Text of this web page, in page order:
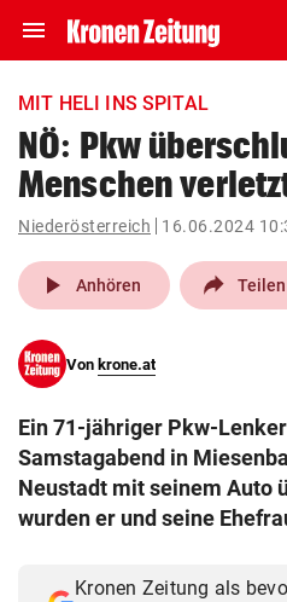
menu Navigation
ein-/ausklappen
account_circle Anmelden
pin_drop
Wien
search
eingeben
Muthgasse 2, 1190 Wien
MIT HELI INS SPITAL
NÖ: Pkw
Menschen
Niederösterreich 16.06.2024
play_arrow Anhören Teilen
Von krone.at
Ein 71-jähriger Pkw-
Samstagabend in
Neustadt mit seinem Auto
wurden er und seine
Kronen Zeitung als